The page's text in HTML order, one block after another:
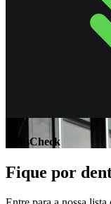
SalesCheck
Fique por